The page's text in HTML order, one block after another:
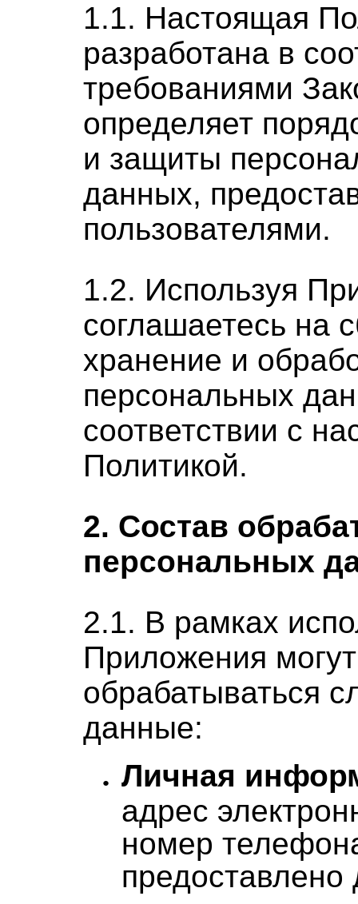
1.1. Настоящая
разработана в
требованиями
определяет
и защиты
данных,
пользователями.
1.2. Используя
соглашаетесь на
хранение и
персональных
соответствии с
Политикой.
2. Состав
персональных
2.1. В рамках
Приложения могут
обрабатываться
данные:
Личная
адрес
номер
предоставлено